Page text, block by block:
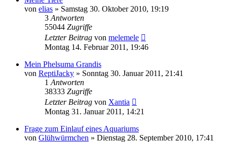
von elias » Samstag 30. Oktober 2010, 19:19
3 Antworten
55044 Zugriffe
Letzter Beitrag von melemele
Montag 14. Februar 2011, 19:46
Mein Phelsuma Grandis
von ReptiJacky » Sonntag 30. Januar 2011, 21:41
1 Antworten
38333 Zugriffe
Letzter Beitrag von Xantia
Montag 31. Januar 2011, 14:21
Frage zum Einlauf eines Aquariums
von Glühwürmchen » Dienstag 28. September 2010, 17:41